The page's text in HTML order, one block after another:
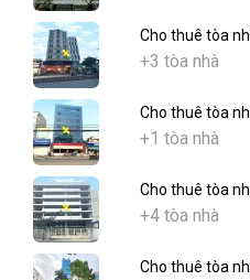
Cho thuê tòa
+3 tòa nhà
Cho thuê tòa
+1 tòa nhà
Cho thuê tòa
+4 tòa nhà
Cho thuê tòa